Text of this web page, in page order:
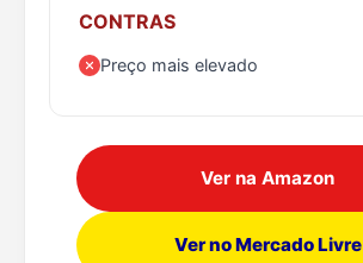
CONTRAS
Preço mais elevado
Ver na Amazon
Ver no Mercado Livre